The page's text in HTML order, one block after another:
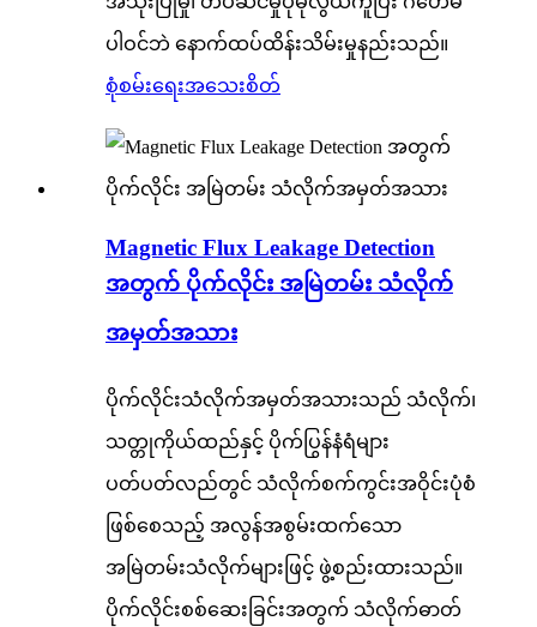
ပါဝင်ဘဲ နောက်ထပ်ထိန်းသိမ်းမှုနည်းသည်။
စုံစမ်းရေးအသေးစိတ်
Magnetic Flux Leakage Detection
အတွက် ပိုက်လိုင်း အမြဲတမ်း သံလိုက်
အမှတ်အသား
ပိုက်လိုင်းသံလိုက်အမှတ်အသားသည် သံလိုက်၊
သတ္တုကိုယ်ထည်နှင့် ပိုက်ပြွန်နံရံများ
ပတ်ပတ်လည်တွင် သံလိုက်စက်ကွင်းအဝိုင်းပုံစံ
ဖြစ်စေသည့် အလွန်အစွမ်းထက်သော
အမြဲတမ်းသံလိုက်များဖြင့် ဖွဲ့စည်းထားသည်။
ပိုက်လိုင်းစစ်ဆေးခြင်းအတွက် သံလိုက်ဓာတ်